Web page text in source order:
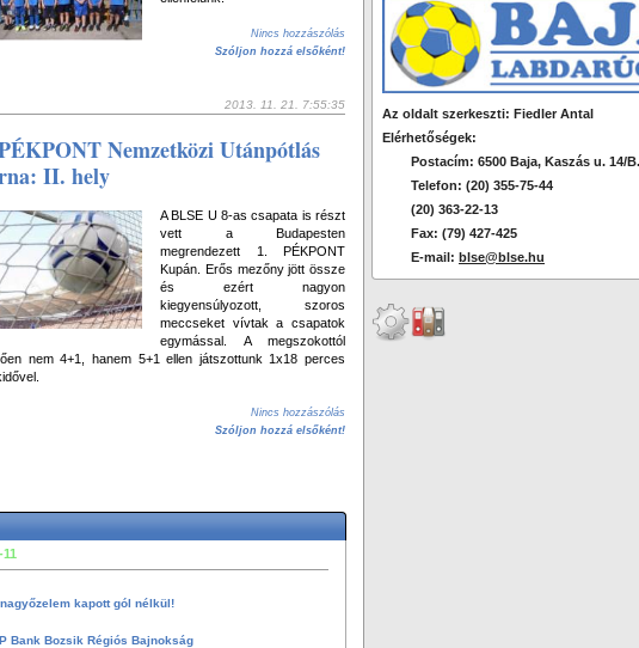
Nincs hozzászólás
Szóljon hozzá elsőként!
2013. 11. 21. 7:55:35
Nemzetközi Utánpótlás
II. hely
A BLSE U 8-as csapata is részt
vett a Budapesten
megrendezett 1. PÉKPONT
Kupán. Erős mezőny jött össze
és ezért nagyon
kiegyensúlyozott, szoros
meccseket vívtak a csapatok
egymással. A megszokottól
nem 4+1, hanem 5+1 ellen játszottunk 1x18 perces
Nincs hozzászólás
Szóljon hozzá elsőként!
11
kapott gól nélkül!
Bank Bozsik Régiós Bajnokság
Az oldalt szerkeszti: Fiedler Antal
Elérhetőségek:
Postacím: 6500 Baja, Kaszás u. 14/B.
Telefon: (20) 355-75-44
(20) 363-22-13
Fax: (79) 427-425
E-mail: blse@blse.hu